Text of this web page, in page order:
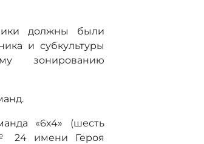
должны были
и субкультуры
зонированию
«6х4» (шесть
24 имени Героя